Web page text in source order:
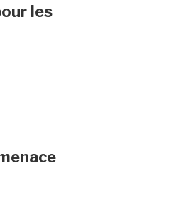
les